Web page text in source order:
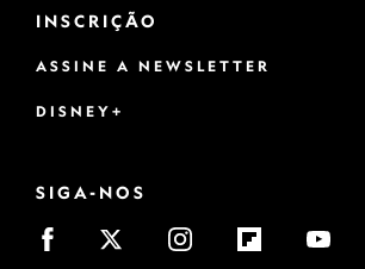
INSCRIÇÃO
ASSINE A NEWSLETTER
DISNEY+
SIGA-NOS